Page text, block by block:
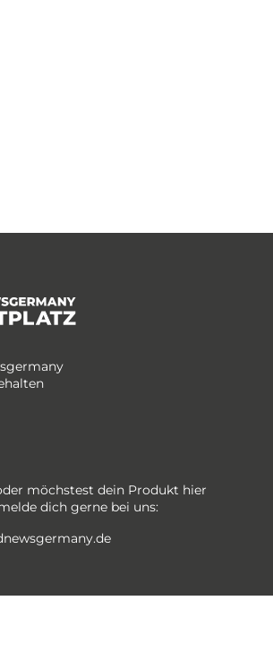
möchstest dein Produkt hier
dich gerne bei uns: